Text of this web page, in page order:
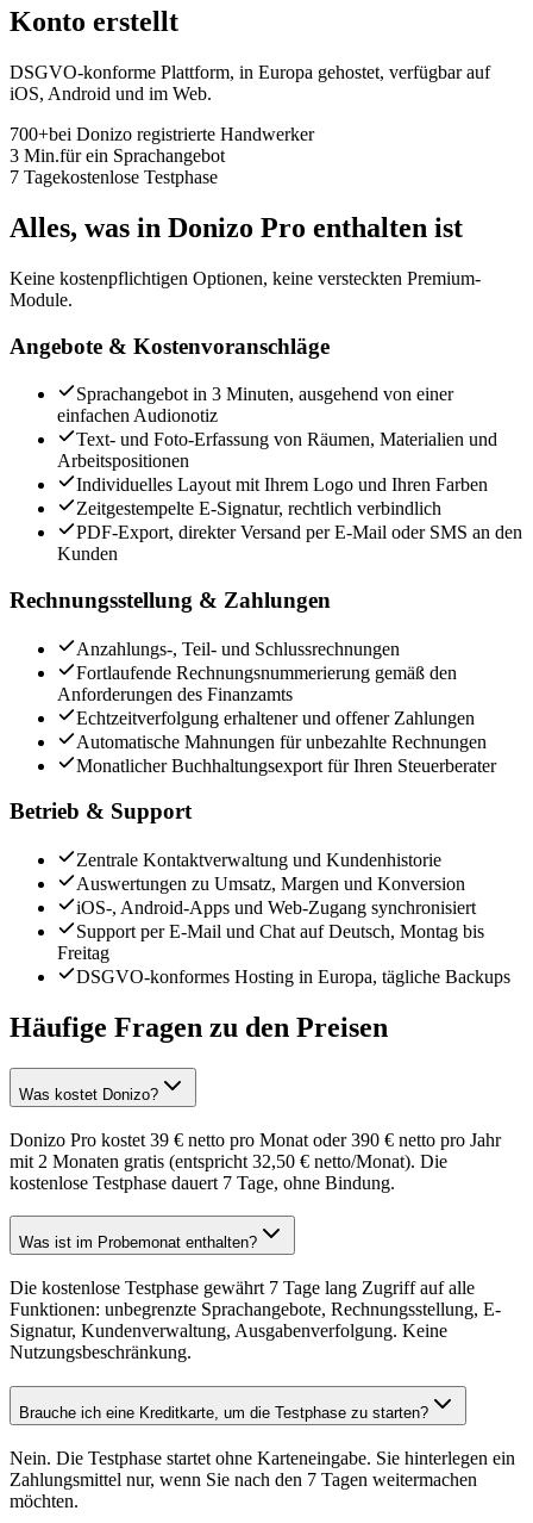
Konto erstellt
DSGVO-konforme Plattform, in Europa gehostet, verfügbar auf
iOS, Android und im Web.
700+bei Donizo registrierte Handwerker
3 Min.für ein Sprachangebot
7 Tagekostenlose Testphase
Alles, was in Donizo Pro enthalten ist
Keine kostenpflichtigen Optionen, keine versteckten Premium-
Module.
Angebote & Kostenvoranschläge
Sprachangebot in 3 Minuten, ausgehend von einer
einfachen Audionotiz
Text- und Foto-Erfassung von Räumen, Materialien und
Arbeitspositionen
Individuelles Layout mit Ihrem Logo und Ihren Farben
Zeitgestempelte E-Signatur, rechtlich verbindlich
PDF-Export, direkter Versand per E-Mail oder SMS an den
Kunden
Rechnungsstellung & Zahlungen
Anzahlungs-, Teil- und Schlussrechnungen
Fortlaufende Rechnungsnummerierung gemäß den
Anforderungen des Finanzamts
Echtzeitverfolgung erhaltener und offener Zahlungen
Automatische Mahnungen für unbezahlte Rechnungen
Monatlicher Buchhaltungsexport für Ihren Steuerberater
Betrieb & Support
Zentrale Kontaktverwaltung und Kundenhistorie
Auswertungen zu Umsatz, Margen und Konversion
iOS-, Android-Apps und Web-Zugang synchronisiert
Support per E-Mail und Chat auf Deutsch, Montag bis
Freitag
DSGVO-konformes Hosting in Europa, tägliche Backups
Häufige Fragen zu den Preisen
Was kostet Donizo?
Donizo Pro kostet 39 € netto pro Monat oder 390 € netto pro Jahr
mit 2 Monaten gratis (entspricht 32,50 € netto/Monat). Die
kostenlose Testphase dauert 7 Tage, ohne Bindung.
Was ist im Probemonat enthalten?
Die kostenlose Testphase gewährt 7 Tage lang Zugriff auf alle
Funktionen: unbegrenzte Sprachangebote, Rechnungsstellung, E-
Signatur, Kundenverwaltung, Ausgabenverfolgung. Keine
Nutzungsbeschränkung.
Brauche ich eine Kreditkarte, um die Testphase zu starten?
Nein. Die Testphase startet ohne Karteneingabe. Sie hinterlegen ein
Zahlungsmittel nur, wenn Sie nach den 7 Tagen weitermachen
möchten.